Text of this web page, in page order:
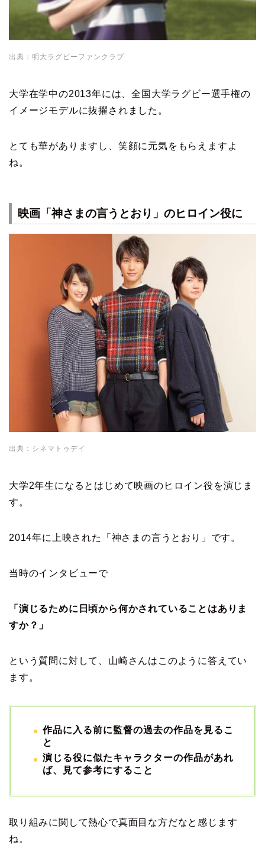
出典：明大ラグビーファンクラブ
大学在学中の2013年には、全国大学ラグビー選手権の
イメージモデルに抜擢されました。
とても華がありますし、笑顔に元気をもらえますよ
ね。
映画「神さまの言うとおり」のヒロイン役に
出典：シネマトゥデイ
大学2年生になるとはじめて映画のヒロイン役を演じま
す。
2014年に上映された「神さまの言うとおり」です。
当時のインタビューで
「演じるために日頃から何かされていることはありま
すか？」
という質問に対して、山崎さんはこのように答えてい
ます。
作品に入る前に監督の過去の作品を見るこ
と
演じる役に似たキャラクターの作品があれ
ば、見て参考にすること
取り組みに関して熱心で真面目な方だなと感じます
ね。